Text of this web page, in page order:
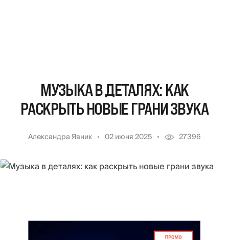
МУЗЫКА В ДЕТАЛЯХ: КАК
РАСКРЫТЬ НОВЫЕ ГРАНИ ЗВУКА
Александра Явник 02 июня 2025 27396